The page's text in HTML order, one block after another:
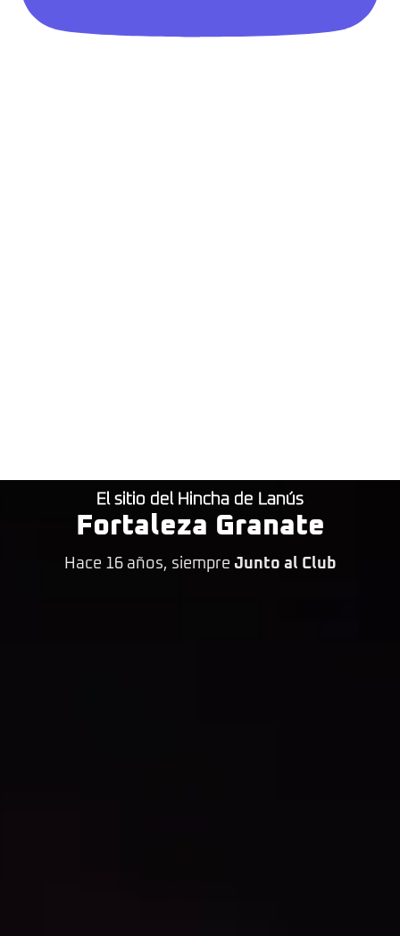
El sitio del Hincha de Lanús
Fortaleza Granate
Hace 16 años, siempre Junto al Club